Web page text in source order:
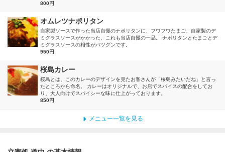
800円
オムレツナポリタン
自家製ソースで作った当店自慢のナポリタンに、フワフワたまご、自家製のデ
ミグラスソースがかかった、これも当店自慢の一品。 ナポリタンとたまごとデ
ミグラスソースの相性がバツグンです。
950円
桜島カレー
桜島とは、このカレーのデザインを見たお客さんが「桜島みたいだね」と言っ
たところから命名。 カレーはオリジナルで、お店でスパイスの配合をしてお
り、大人向けでスパイシーな味に仕上がっております。
850円
メニュー一覧を見る